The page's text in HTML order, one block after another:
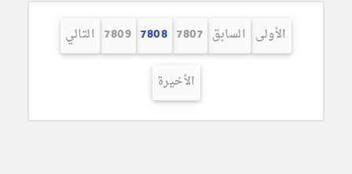
الأولى السابق 7807
7808
7809 التالي
الأخيرة